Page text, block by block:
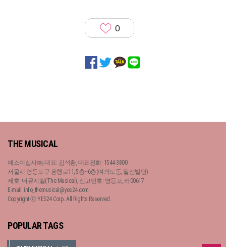
0
THE MUSICAL
예스이십사㈜, 대표: 김석환, 대표전화: 1544-3800
서울시 영등포구 은행로11, 5층~6층(여의도동, 일신빌딩)
제호: 더뮤지컬(The Musical), 신고번호: 영등포, 라00617
E-mail: info_themusical@yes24.com
Copyright ⓒ YES24 Corp. All Rights Reserved.
POPULAR TAGS